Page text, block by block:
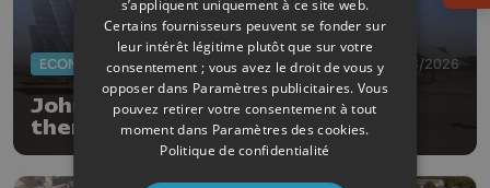
ECONOMIE 30/06/2026
John Cockerill : 10 centrales
thermiques en Mauritanie
s’appliquent uniquement à ce site web.
Certains fournisseurs peuvent se fonder sur
leur intérêt légitime plutôt que sur votre
consentement ; vous avez le droit de vous y
opposer dans Paramètres publicitaires. Vous
pouvez retirer votre consentement à tout
moment dans Paramètres des cookies.
Politique de confidentialité